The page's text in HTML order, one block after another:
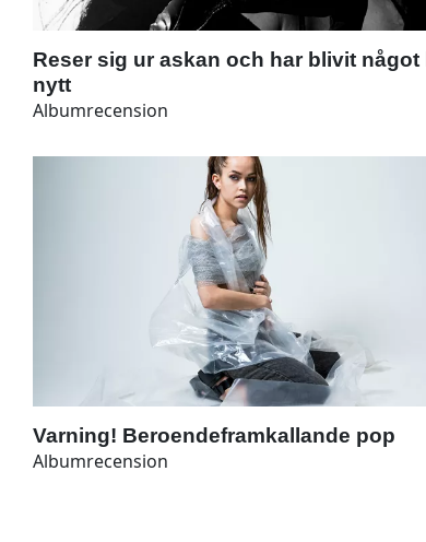
Reser sig ur askan och har blivit något
nytt
Albumrecension
Varning! Beroendeframkallande pop
Albumrecension